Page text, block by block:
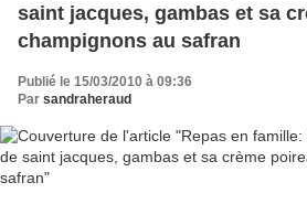
saint jacques, gambas et sa
champignons au safran
Publié le 15/03/2010 à 09:36
Par sandraheraud